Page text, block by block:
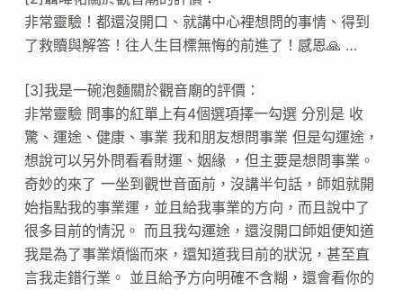
非常靈驗！都還沒開口、就講中心裡想問的事情、得到
了救贖與解答！往人生目標無悔的前進了！感恩🙏 …
[3]我是一碗泡麵關於觀音廟的評價：
非常靈驗 問事的紅單上有4個選項擇一勾選 分別是 收
驚、運途、健康、事業 我和朋友想問事業 但是勾運途，
想說可以另外問看看財運、姻緣 ，但主要是想問事業。
奇妙的來了 一坐到觀世音面前，沒講半句話，師姐就開
始指點我的事業運，並且給我事業的方向，而且說中了
很多目前的情況。 而且我勾運途，還沒開口師姐便知道
我是為了事業煩惱而來，還知道我目前的狀況，甚至直
言我走錯行業。 並且給予方向明確不含糊，還會看你的